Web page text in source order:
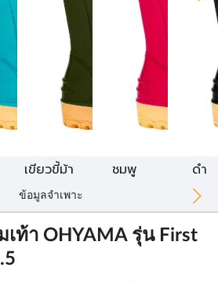
เขียวขี้ม้า ชมพู ดำ
ข้อมูลจำเพาะ
เท้า OHYAMA รุ่น First